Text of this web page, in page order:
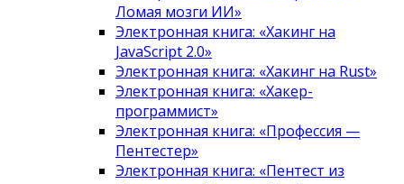
Ломая мозги ИИ»
Электронная книга: «Хакинг на
JavaScript 2.0»
Электронная книга: «Хакинг на Rust»
Электронная книга: «Хакер-
программист»
Электронная книга: «Профессия —
Пентестер»
Электронная книга: «Пентест из